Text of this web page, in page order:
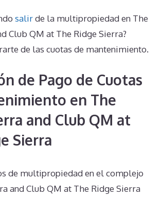
salirde la multipropiedad en The
Club QM at The Ridge Sierra?
de las cuotas de mantenimiento.
de Pago de Cuotas
en The
and Club QM at
Sierra
de multipropiedad en el complejo
and Club QM at The Ridge Sierra